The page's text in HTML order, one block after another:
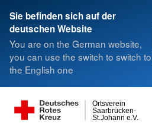
Sie befinden sich auf der
deutschen Website
You are on the German website,
you can use the switch to switch to
the English one
St.Johann e.V.
Saarbrücken-
Ortsverein